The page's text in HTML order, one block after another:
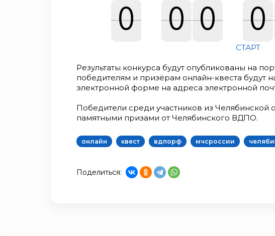
0
0 0
0 0
0 0
0
СТАРТ
Результаты конкурса будут опубликованы на
победителям и призёрам онлайн-квеста будут
электронной форме на адреса электронной
Победители среди участников из Челябинской
памятными призами от Челябинского ВДПО.
онлайн квест вдпорф мчсроссии
Поделиться: